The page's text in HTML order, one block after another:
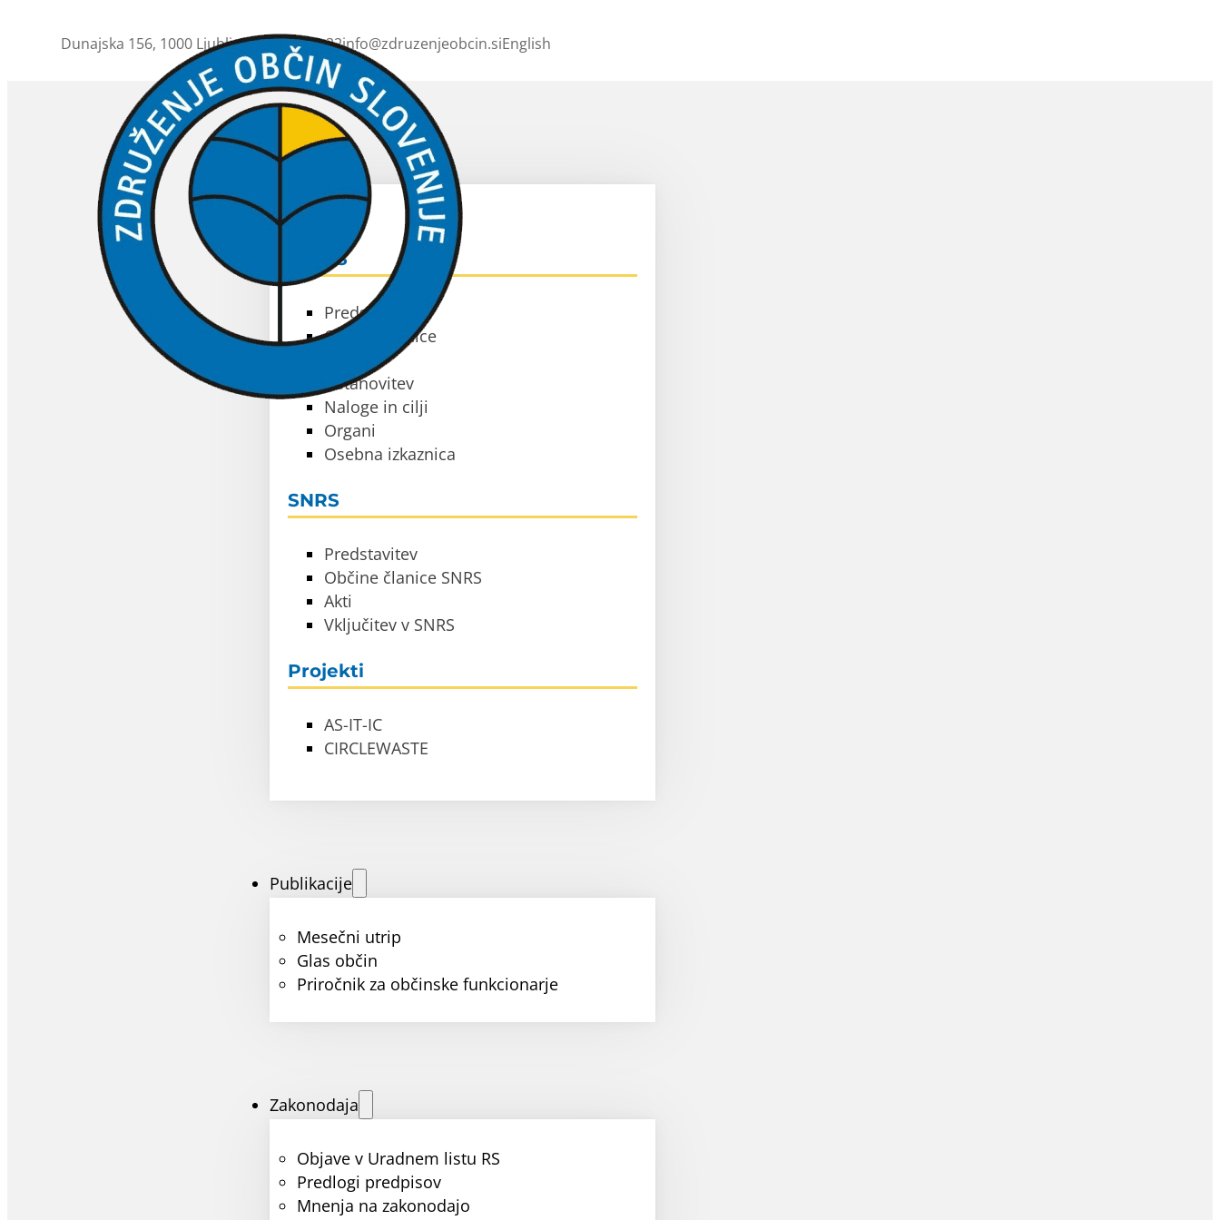
Dunajska 156, 1000 Ljubljana01 230 63 32info@zdruzenjeobcin.siEnglish
ZOS
O ZOS
Predstavitev
Občine članice
Ustanovitev
Naloge in cilji
Organi
Osebna izkaznica
SNRS
Predstavitev
Občine članice SNRS
Akti
Vključitev v SNRS
Projekti
AS-IT-IC
CIRCLEWASTE
Publikacije
Mesečni utrip
Glas občin
Priročnik za občinske funkcionarje
Zakonodaja
Objave v Uradnem listu RS
Predlogi predpisov
Mnenja na zakonodajo